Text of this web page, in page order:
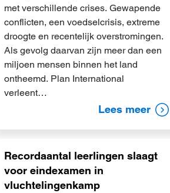
met verschillende crises. Gewapende
conflicten, een voedselcrisis, extreme
droogte en recentelijk overstromingen.
Als gevolg daarvan zijn meer dan een
miljoen mensen binnen het land
ontheemd. Plan International
verleent…
Lees meer
Recordaantal leerlingen slaagt
voor eindexamen in
vluchtelingenkamp
meer